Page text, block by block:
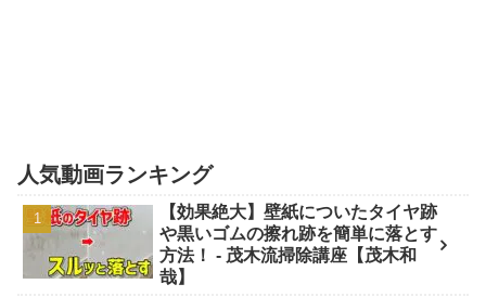
人気動画ランキング
【効果絶大】壁紙についたタイヤ跡
や黒いゴムの擦れ跡を簡単に落とす
方法！ - 茂木流掃除講座【茂木和
哉】